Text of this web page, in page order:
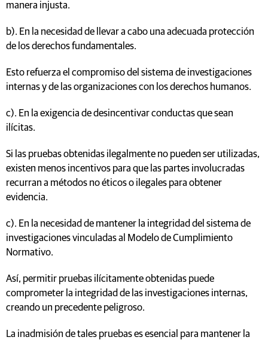
manera injusta.
b). En la necesidad de llevar a cabo una adecuada protección
de los derechos fundamentales.
Esto refuerza el compromiso del sistema de investigaciones
internas y de las organizaciones con los derechos humanos.
c). En la exigencia de desincentivar conductas que sean
ilícitas.
Si las pruebas obtenidas ilegalmente no pueden ser utilizadas,
existen menos incentivos para que las partes involucradas
recurran a métodos no éticos o ilegales para obtener
evidencia.
c). En la necesidad de mantener la integridad del sistema de
investigaciones vinculadas al Modelo de Cumplimiento
Normativo.
Así, permitir pruebas ilícitamente obtenidas puede
comprometer la integridad de las investigaciones internas,
creando un precedente peligroso.
La inadmisión de tales pruebas es esencial para mantener la